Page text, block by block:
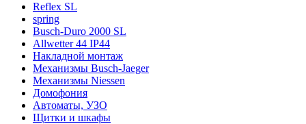
Reflex SL
spring
Busch-Duro 2000 SL
Allwetter 44 IP44
Накладной монтаж
Механизмы Busch-Jaeger
Механизмы Niessen
Домофония
Автоматы, УЗО
Щитки и шкафы